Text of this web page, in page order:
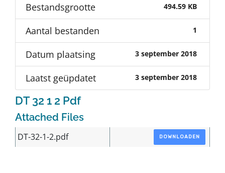
Contact
Bestandsgrootte 494.59 KB
Aantal bestanden 1
Datum plaatsing 3 september 2018
Laatst geüpdatet 3 september 2018
DT 32 1 2 Pdf
Attached Files
DT-32-1-2.pdf DOWNLOADEN